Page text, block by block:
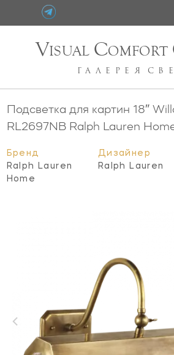
VISUAL COMFORT
ГАЛЕРЕЯ
Подсветка для картин 18″
RL2697NBRalph Lauren
Бренд
Ralph Lauren
Home
Дизайнер
Ralph Lauren